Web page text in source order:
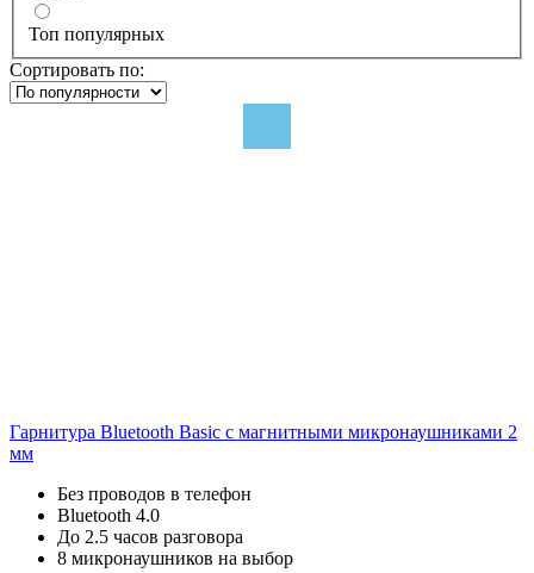
Топ популярных
Сортировать по:
Гарнитура Bluetooth Basic с магнитными микронаушниками 2
мм
Без проводов в телефон
Bluetooth 4.0
До 2.5 часов разговора
8 микронаушников на выбор